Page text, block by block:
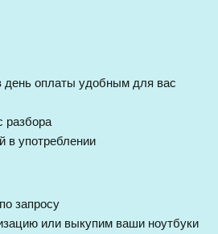
день оплаты удобным для вас
разбора
употреблении
запросу
или выкупим ваши ноутбуки